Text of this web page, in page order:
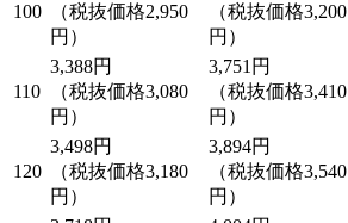
100
（税抜価格2,950
円）
（税抜価格3,200
円）
110
3,388円
（税抜価格3,080
円）
3,751円
（税抜価格3,410
円）
120
3,498円
（税抜価格3,180
円）
3,894円
（税抜価格3,540
円）